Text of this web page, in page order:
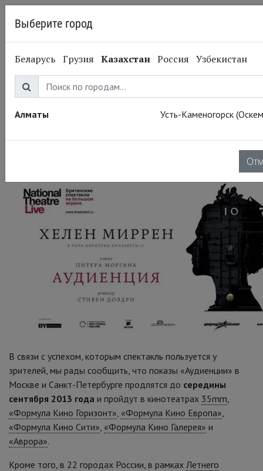
22.07.2013 Национальный театр
National Theatre Live:
Аудиенция. С 23 июля
по 13 сентября
В связи с успехом, которым спектакль пользуется у
зрителей, мы рады сообщить, что показы «Аудиенции» в
Москве и Санкт-Петербурге продлятся до середины
сентября 2013 года и пройдут в кинотеатрах 35mm,
«Формула Кино Горизонт», «Формула Кино Европа»,
«Формула Кино Сити», «Формула Кино Галерея» и
«Аврора».
Кроме того, в 22 городах России, в рамках Летнего
Выберите город
Беларусь Грузия Казахстан Россия Узбекистан
Алматы Усть-Каменогорск